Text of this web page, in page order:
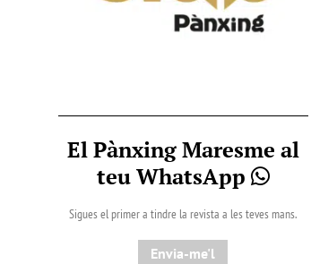
El Pànxing Maresme al
teu WhatsApp
Sigues el primer a tindre la revista a les teves mans.
Envia-me'l